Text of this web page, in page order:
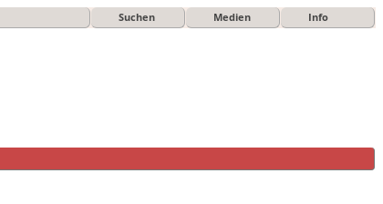
Suchen Medien Info